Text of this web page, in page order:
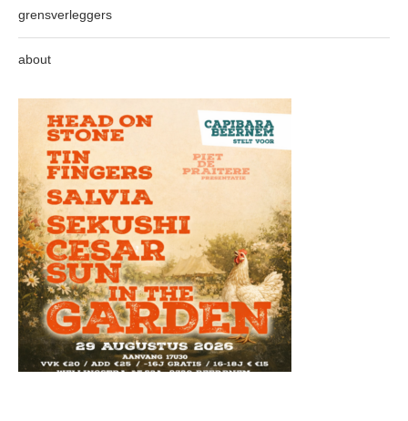
grensverleggers
about